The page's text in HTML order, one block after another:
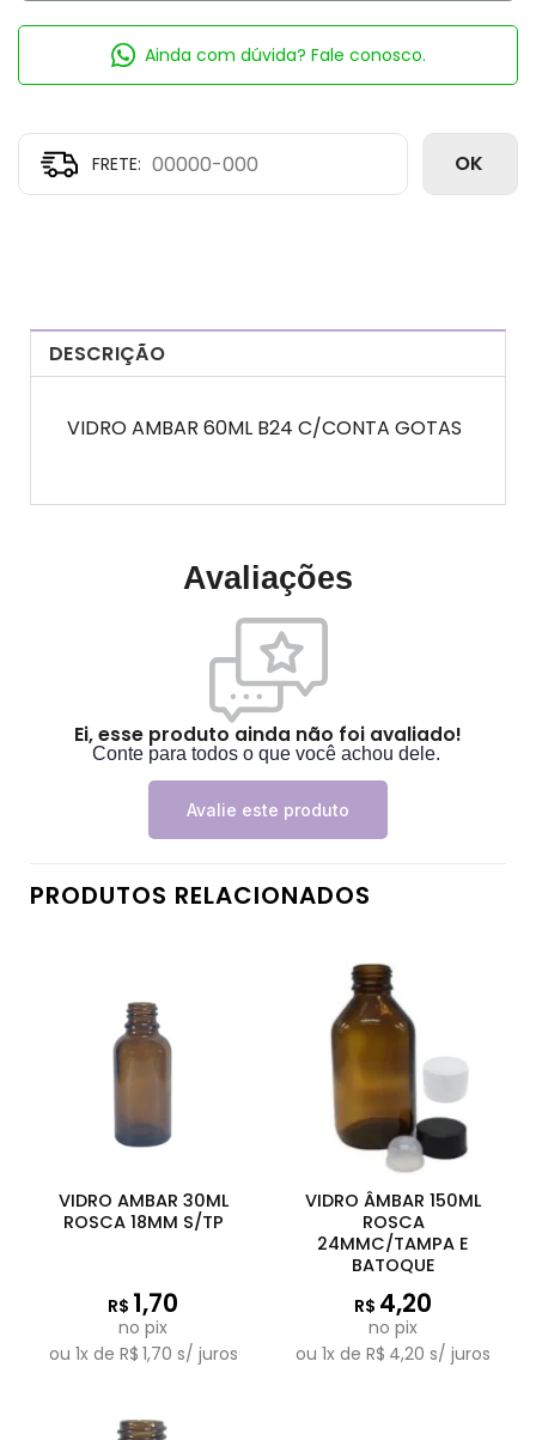
Ainda com dúvida? Fale conosco.
OK
DESCRIÇÃO
VIDRO AMBAR 60ML B24 C/CONTA GOTAS
Avaliações
Ei, esse produto ainda não foi avaliado!
Conte para todos o que você achou dele.
Avalie este produto
PRODUTOS RELACIONADOS
VIDRO AMBAR 30ML
ROSCA 18MM S/TP
R$ 1,70
no pix
ou 1x de R$ 1,70 s/ juros
VIDRO ÂMBAR 150ML
ROSCA
24MMC/TAMPA E
BATOQUE
R$ 4,20
no pix
ou 1x de R$ 4,20 s/ juros